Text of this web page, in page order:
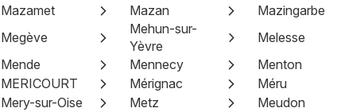
Mazamet Mazan
Mazingarbe
Megève
Mehun-sur-
Yèvre
Melesse
Mende Mennecy
Menton
MERICOURT Mérignac
Méru
Mery-sur-Oise Metz
Meudon